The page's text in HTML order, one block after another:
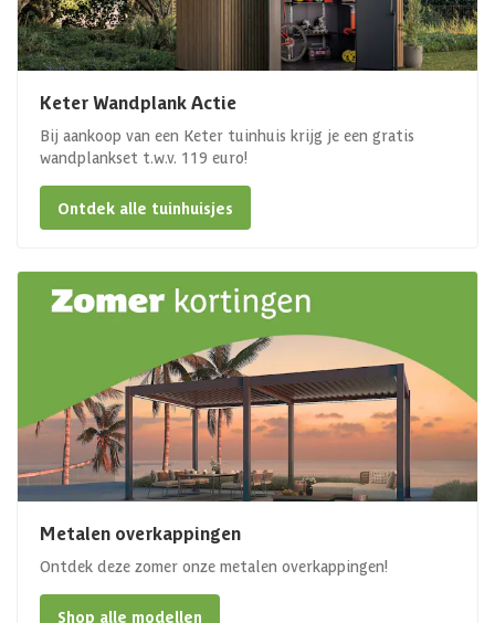
Keter Wandplank Actie
Bij aankoop van een Keter tuinhuis krijg je een gratis
wandplankset t.w.v. 119 euro!
Ontdek alle tuinhuisjes
Metalen overkappingen
Ontdek deze zomer onze metalen overkappingen!
Shop alle modellen